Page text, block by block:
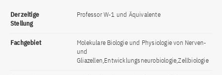
Derzeitige
Stellung
Professor W-1 und Äquivalente
Fachgebiet
Molekulare Biologie und Physiologie von Nerven-
und
Gliazellen,Entwicklungsneurobiologie,Zellbiologie